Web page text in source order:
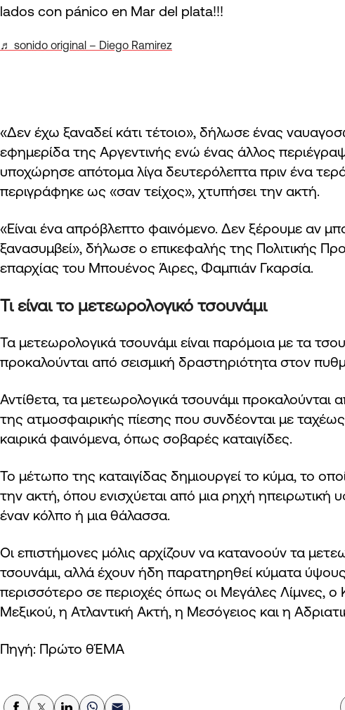
lados con pánico en Mar del plata!!!
♬ sonido original – Diego Ramirez
«Δεν έχω ξαναδεί κάτι τέτοιο», δήλωσε ένας
εφημερίδα της Αργεντινής ενώ ένας άλλος
υποχώρησε απότομα λίγα δευτερόλεπτα πριν ένα
περιγράφηκε ως «σαν τείχος», χτυπήσει την ακτή.
«Είναι ένα απρόβλεπτο φαινόμενο. Δεν ξέρουμε αν
ξανασυμβεί», δήλωσε ο επικεφαλής της Πολιτικής
επαρχίας του Μπουένος Άιρες, Φαμπιάν Γκαρσία.
Τι είναι το μετεωρολογικό τσουνάμι
Τα μετεωρολογικά τσουνάμι είναι παρόμοια με τα
προκαλούνται από σεισμική δραστηριότητα στον
Αντίθετα, τα μετεωρολογικά τσουνάμι προκαλούνται
της ατμοσφαιρικής πίεσης που συνδέονται με
καιρικά φαινόμενα, όπως σοβαρές καταιγίδες.
Το μέτωπο της καταιγίδας δημιουργεί το κύμα, το
την ακτή, όπου ενισχύεται από μια ρηχή ηπειρωτική
έναν κόλπο ή μια θάλασσα.
Οι επιστήμονες μόλις αρχίζουν να κατανοούν τα
τσουνάμι, αλλά έχουν ήδη παρατηρηθεί κύματα
περισσότερο σε περιοχές όπως οι Μεγάλες Λίμνες, ο
Μεξικού, η Ατλαντική Ακτή, η Μεσόγειος και η
Πηγή: Πρώτο θΈΜΑ